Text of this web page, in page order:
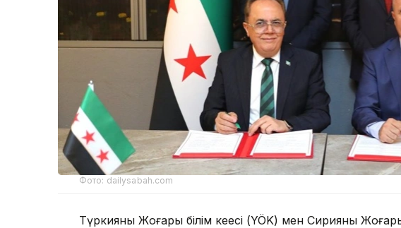
Фото: dailysabah.com
Түркияның Жоғары білім кеңесі (YÖK) мен Сирияның